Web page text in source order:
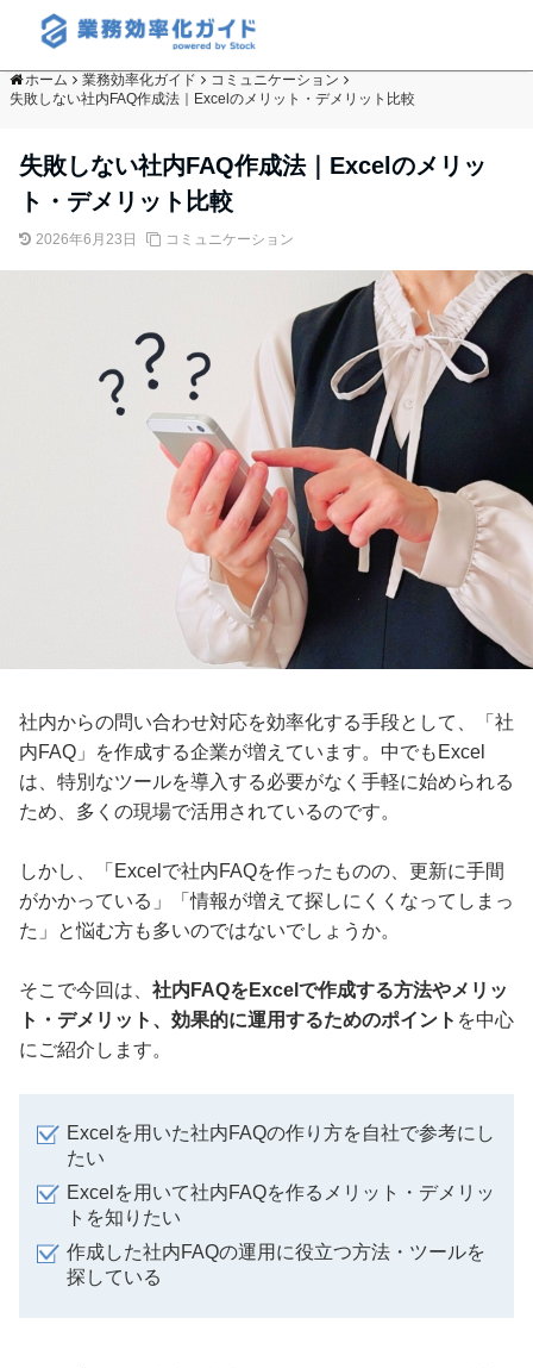
ホーム 業務効率化ガイド
コミュニケーション
失敗しない社内FAQ作成法｜Excelのメリット・デメリット比較
失敗しない社内FAQ作成法｜Excelのメリッ
ト・デメリット比較
2026年6月23日 コミュニケーション
社内からの問い合わせ対応を効率化する手段として、「社
内FAQ」を作成する企業が増えています。中でもExcel
は、特別なツールを導入する必要がなく手軽に始められる
ため、多くの現場で活用されているのです。
しかし、「Excelで社内FAQを作ったものの、更新に手間
がかかっている」「情報が増えて探しにくくなってしまっ
た」と悩む方も多いのではないでしょうか。
そこで今回は、 社内FAQをExcelで作成する方法やメリッ
ト・デメリット、効果的に運用するためのポイント を中心
にご紹介します。
Excelを用いた社内FAQの作り方を自社で参考にし
たい
Excelを用いて社内FAQを作るメリット・デメリッ
トを知りたい
作成した社内FAQの運用に役立つ方法・ツールを
探している